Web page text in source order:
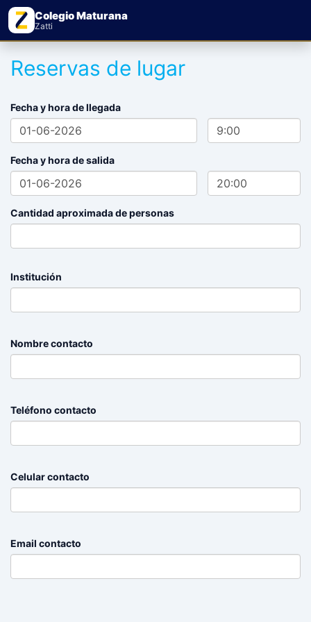
Colegio Maturana
Zatti
Reservas de lugar
Fecha y hora de llegada
Fecha y hora de salida
Cantidad aproximada de personas
Institución
Nombre contacto
Teléfono contacto
Celular contacto
Email contacto